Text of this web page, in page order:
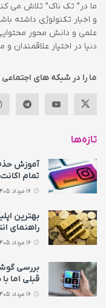
ما در” تک ناک” تلاش می
و اخبار تکنولوژی داشته
علمی و دانش محور محتوایی
دنیا در اختیار علاقمندان
ما را در شبکه های اجتماعی
تازه‌ها
آموزش
تمام
بهترین
راهنمای
قبلی اما